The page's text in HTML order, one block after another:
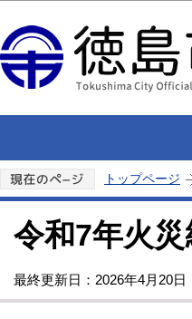
トップページ
令和7年火
最終更新日：2026年4月20日